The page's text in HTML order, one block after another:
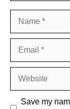
Save my